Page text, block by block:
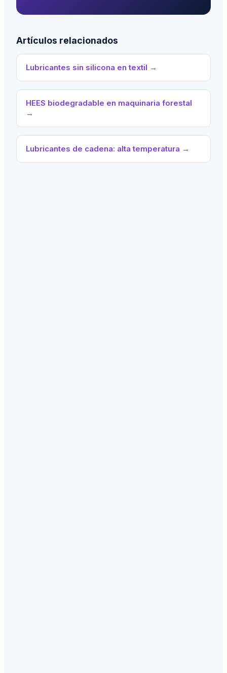
Artículos relacionados
Lubricantes sin silicona en textil →
HEES biodegradable en maquinaria forestal
→
Lubricantes de cadena: alta temperatura →